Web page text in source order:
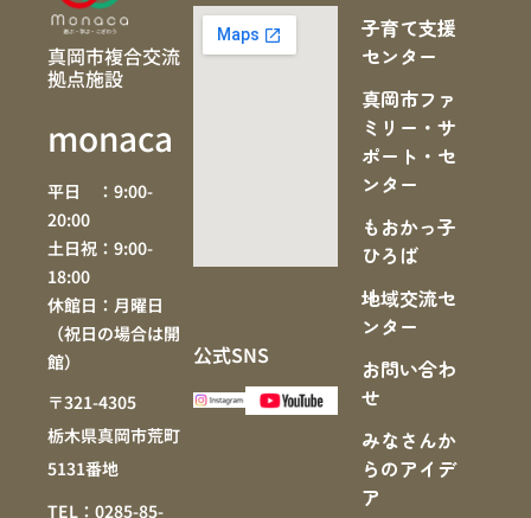
真岡市複合交流
拠点施設
monaca
平日 ：9:00-
20:00
土日祝：9:00-
18:00
休館日：月曜日
（祝日の場合は開
館）
〒321-4305
栃木県真岡市荒町
5131番地
TEL：0285-85-
公式SNS
子育て支援
センター
真岡市ファ
ミリー・サ
ポート・セ
ンター
もおかっ子
ひろば
地域交流セ
ンター
お問い合わ
せ
みなさんか
らのアイデ
ア